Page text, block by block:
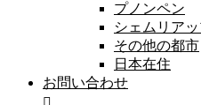
プノンペン
シェムリア
その他の都市
日本在住
お問い合わせ